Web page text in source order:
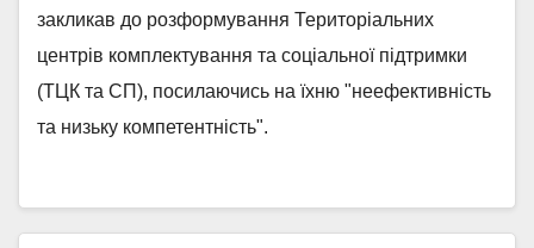
закликав до розформування Територіальних
центрів комплектування та соціальної підтримки
(ТЦК та СП), посилаючись на їхню "неефективність
та низьку компетентність".